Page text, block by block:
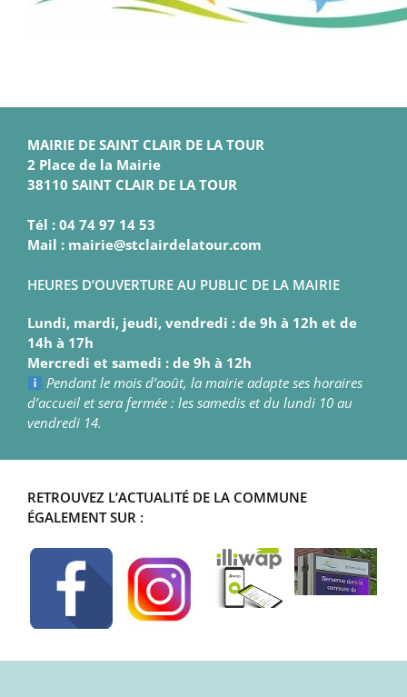
MAIRIE DE SAINT CLAIR DE LA TOUR
2 Place de la Mairie
38110 SAINT CLAIR DE LA TOUR
Tél : 04 74 97 14 53
Mail : mairie@stclairdelatour.com
HEURES D’OUVERTURE AU PUBLIC DE LA MAIRIE
Lundi, mardi, jeudi, vendredi : de 9h à 12h et de
14h à 17h
Mercredi et samedi : de 9h à 12h
Pendant le mois d’août, la mairie adapte ses horaires
d’accueil et sera fermée : les samedis et du lundi 10 au
vendredi 14.
RETROUVEZ L’ACTUALITÉ DE LA COMMUNE
ÉGALEMENT SUR :